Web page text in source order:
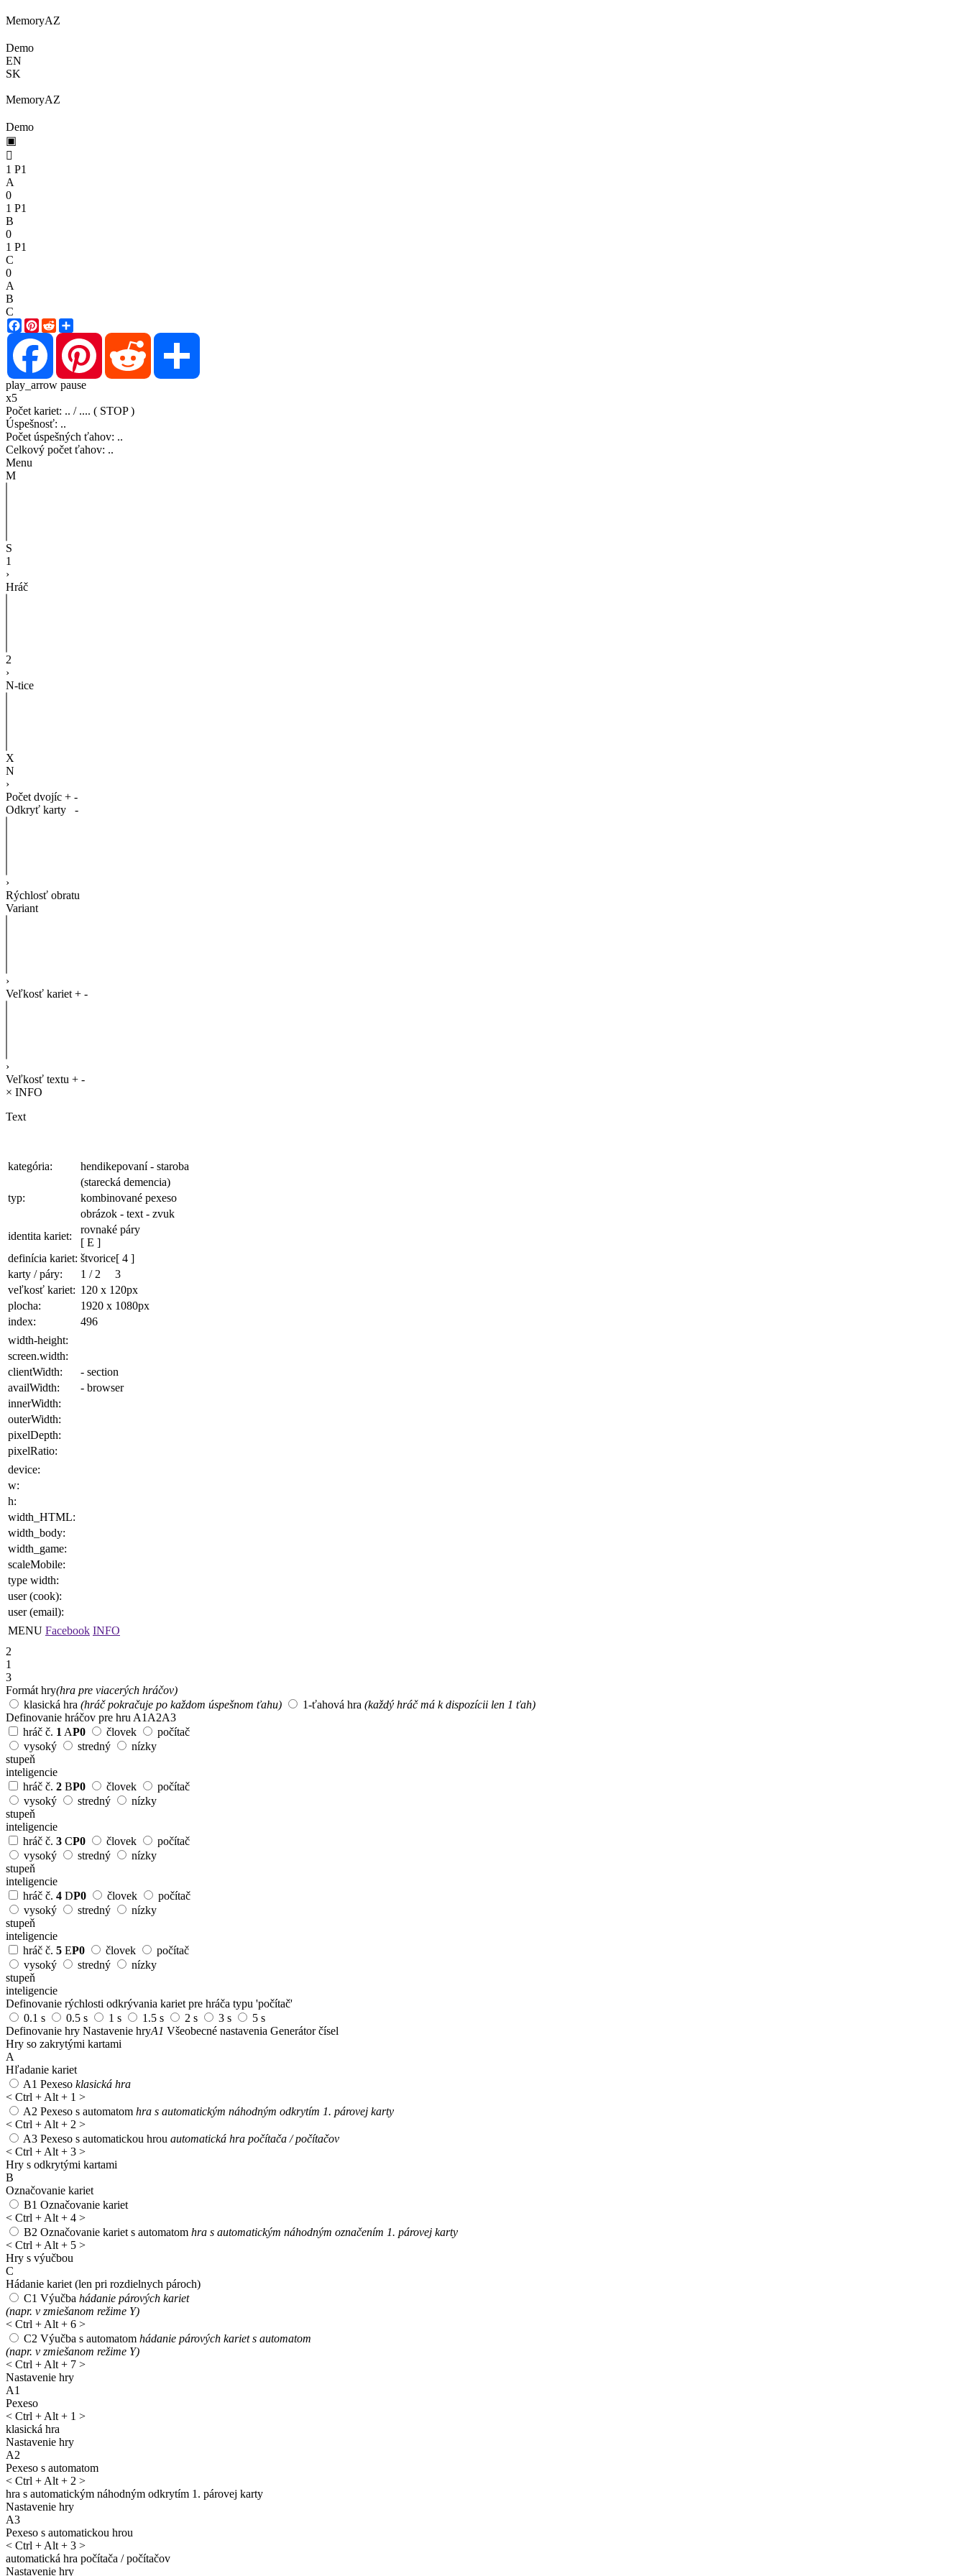
MemoryAZ
Demo
EN
SK
MemoryAZ
Demo
▣

1 P1
A
0
1 P1
B
0
1 P1
C
0
A
B
C
Facebook
Pinterest
Reddit
Facebook
Pinterest Reddit
play_arrow pause
x5
Počet kariet: .. / .... ( STOP )
Úspešnosť: ..
Počet úspešných ťahov: ..
Celkový počet ťahov: ..
Menu
M
S
1
›
Hráč
2
›
N-tice
X
N
›
Počet dvojíc + -
Odkryť karty
-
›
Rýchlosť obratu
Variant
›
Veľkosť kariet + -
›
Veľkosť textu + -
× INFO
Text
kategória:
hendikepovaní - staroba
(starecká demencia)
typ:
kombinované pexeso
obrázok - text - zvuk
identita kariet:
rovnaké páry
[ E ]
definícia kariet: štvorice[ 4 ]
karty / páry:
1 / 2
3
veľkosť kariet: 120 x 120px
plocha: 1920 x 1080px
index:
496
width-height:
screen.width:
clientWidth:
- section
availWidth:
- browser
innerWidth:
outerWidth:
pixelDepth:
pixelRatio:
device:
w:
h:
width_HTML:
width_body:
width_game:
scaleMobile:
type width:
user (cook):
user (email):
MENU Facebook INFO
2
1
3
Formát hry(hra pre viacerých hráčov)
klasická hra (hráč pokračuje po každom úspešnom ťahu) 1-ťahová hra (každý hráč má k dispozícii len 1 ťah)
Definovanie hráčov pre hru A1 A2A3
hráč č. 1 AP0 človek
počítač
vysoký
stredný
nízky
stupeň
inteligencie
hráč č. 2 BP0 človek
počítač
vysoký
stredný
nízky
stupeň
inteligencie
hráč č. 3 CP0 človek
počítač
vysoký
stredný
nízky
stupeň
inteligencie
hráč č. 4 DP0 človek
počítač
vysoký
stredný
nízky
stupeň
inteligencie
hráč č. 5 EP0 človek
počítač
vysoký
stredný
nízky
stupeň
inteligencie
Definovanie rýchlosti odkrývania kariet pre hráča typu 'počítač'
0.1 s
0.5 s 1 s 1.5 s 2 s 3 s
5 s
Definovanie hry Nastavenie hryA1 Všeobecné nastavenia Generátor čísel
Hry so zakrytými kartami
A
Hľadanie kariet
A1 Pexeso klasická hra
< Ctrl + Alt + 1 >
A2 Pexeso s automatom hra s automatickým náhodným odkrytím 1. párovej karty
< Ctrl + Alt + 2 >
A3 Pexeso s automatickou hrou automatická hra počítača / počítačov
< Ctrl + Alt + 3 >
Hry s odkrytými kartami
B
Označovanie kariet
B1 Označovanie kariet
< Ctrl + Alt + 4 >
B2 Označovanie kariet s automatom hra s automatickým náhodným označením 1. párovej karty
< Ctrl + Alt + 5 >
Hry s výučbou
C
Hádanie kariet (len pri rozdielnych pároch)
C1 Výučba hádanie párových kariet
(napr. v zmiešanom režime Y)
< Ctrl + Alt + 6 >
C2 Výučba s automatom hádanie párových kariet s automatom
(napr. v zmiešanom režime Y)
< Ctrl + Alt + 7 >
Nastavenie hry
A1
Pexeso
< Ctrl + Alt + 1 >
klasická hra
Nastavenie hry
A2
Pexeso s automatom
< Ctrl + Alt + 2 >
hra s automatickým náhodným odkrytím 1. párovej karty
Nastavenie hry
A3
Pexeso s automatickou hrou
< Ctrl + Alt + 3 >
automatická hra počítača / počítačov
Nastavenie hry